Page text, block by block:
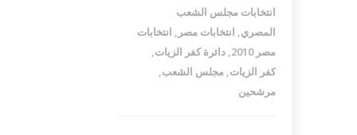
انتخابات مجلس الشعب
المصري, انتخابات مصر , انتخابات
مصر 2010
, دائرة كفر الزيات,
كفر الزيات, مجلس الشعب,
مرشحين